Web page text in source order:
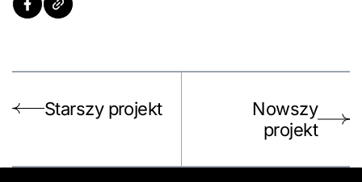
Starszy projekt
Nowszy
projekt